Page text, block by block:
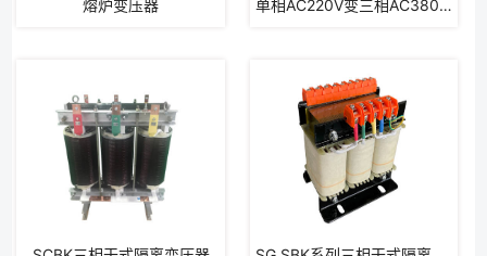
熔炉变压器 单相AC220V变三相AC380V特种变压器